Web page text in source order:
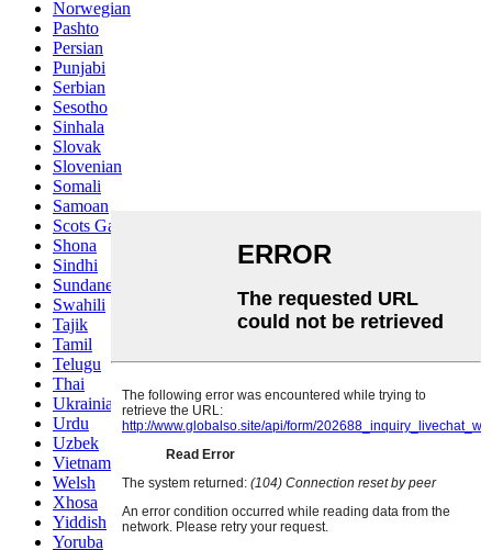
Norwegian
Pashto
Persian
Punjabi
Serbian
Sesotho
Sinhala
Slovak
Slovenian
Somali
Samoan
Scots Gaelic
Shona
Sindhi
Sundanese
Swahili
Tajik
Tamil
Telugu
Thai
Ukrainian
Urdu
Uzbek
Vietnamese
Welsh
Xhosa
Yiddish
Yoruba